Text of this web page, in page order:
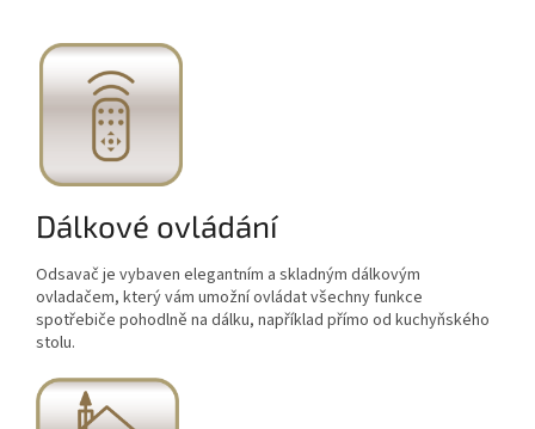
Dálkové ovládání
Odsavač je vybaven elegantním a skladným dálkovým
ovladačem, který vám umožní ovládat všechny funkce
spotřebiče pohodlně na dálku, například přímo od kuchyňského
stolu.